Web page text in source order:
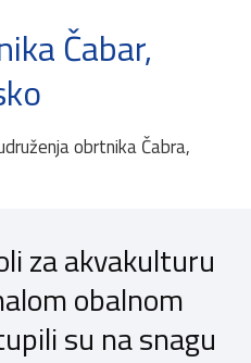
Čabar,
obrtnika Čabra,
za akvakulturu
obalnom
su na snagu